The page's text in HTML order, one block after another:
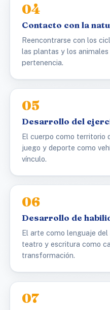
04
Contacto con la
Reencontrarse con los
las plantas y los
pertenencia.
05
Desarrollo del
El cuerpo como territorio
juego y deporte como
vínculo.
06
Desarrollo de
El arte como lenguaje del
teatro y escritura como
transformación.
07